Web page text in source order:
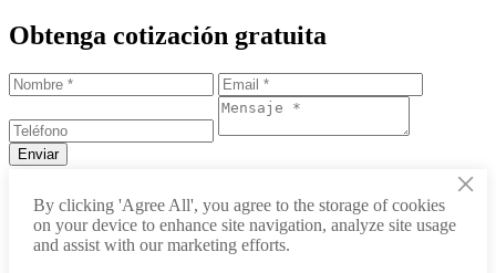
Obtenga cotización gratuita
info@raytu.com
×
By clicking 'Agree All', you agree to the storage of cookies
on your device to enhance site navigation, analyze site usage
and assist with our marketing efforts.